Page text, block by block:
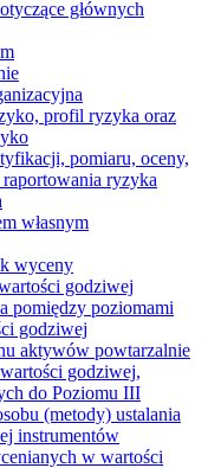
głównych
profil ryzyka oraz
pomiaru, oceny,
ryzyka
własnym
wyceny
godziwej
pomiędzy poziomami
godziwej
aktywów powtarzalnie
godziwej,
do Poziomu III
(metody) ustalania
instrumentów
w wartości